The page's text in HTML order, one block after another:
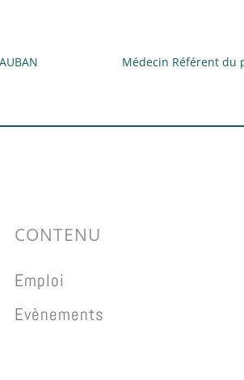
Médecin Référent du
CONTENU
Emploi
Evènements